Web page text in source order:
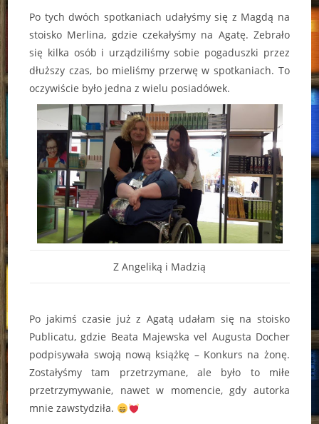
Po tych dwóch spotkaniach udałyśmy się z Magdą na
stoisko Merlina, gdzie czekałyśmy na Agatę. Zebrało
się kilka osób i urządziliśmy sobie pogaduszki przez
dłuższy czas, bo mieliśmy przerwę w spotkaniach. To
oczywiście było jedna z wielu posiadówek.
Z Angeliką i Madzią
Po jakimś czasie już z Agatą udałam się na stoisko
Publicatu, gdzie Beata Majewska vel Augusta Docher
podpisywała swoją nową książkę – Konkurs na żonę.
Zostałyśmy tam przetrzymane, ale było to miłe
przetrzymywanie, nawet w momencie, gdy autorka
mnie zawstydziła.